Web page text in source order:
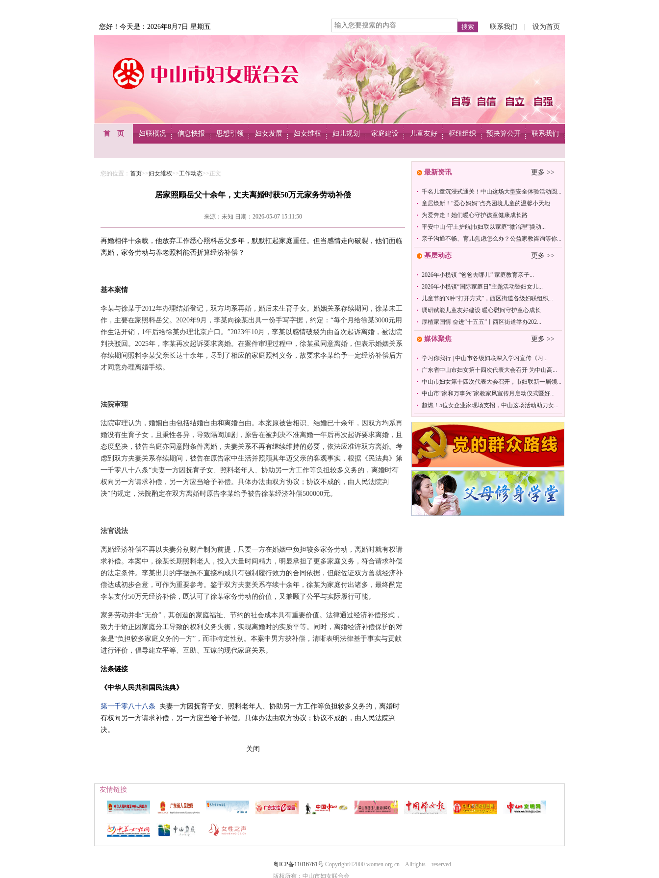
您好！今天是：2026年8月7日 星期五 联系我们 设为首页
首 页 妇联概况 信息快报 思想引领 妇女发展 妇女维权 妇儿规划 家庭建设 儿童友好 枢纽组织 预决算公开 联系我们
您的位置： 首页>>妇女维权>>工作动态>>正文
居家照顾岳父十余年，丈夫离婚时获50万元家务劳动补偿
来源：未知 日期：2026-05-07 15:11:50
再婚相伴十余载，他放弃工作悉心照料岳父多年，默默扛起家庭重任。但当感情走向破裂，他们面临
离婚，家务劳动与养老照料能否折算经济补偿？
基本案情
李某与徐某于2012年办理结婚登记，双方均系再婚，婚后未生育子女。婚姻关系存续期间，徐某未工
作，主要在家照料岳父。2020年9月，李某向徐某出具一份手写字据，约定：“每个月给徐某3000元用
作生活开销，1年后给徐某办理北京户口。”2023年10月，李某以感情破裂为由首次起诉离婚，被法院
判决驳回。2025年，李某再次起诉要求离婚。在案件审理过程中，徐某虽同意离婚，但表示婚姻关系
存续期间照料李某父亲长达十余年，尽到了相应的家庭照料义务，故要求李某给予一定经济补偿后方
才同意办理离婚手续。
法院审理
法院审理认为，婚姻自由包括结婚自由和离婚自由。本案原被告相识、结婚已十余年，因双方均系再
婚没有生育子女，且秉性各异，导致隔阂加剧，原告在被判决不准离婚一年后再次起诉要求离婚，且
态度坚决，被告当庭亦同意附条件离婚，夫妻关系不再有继续维持的必要，依法应准许双方离婚。考
虑到双方夫妻关系存续期间，被告在原告家中生活并照顾其年迈父亲的客观事实，根据《民法典》第
一千零八十八条“夫妻一方因抚育子女、照料老年人、协助另一方工作等负担较多义务的，离婚时有
权向另一方请求补偿，另一方应当给予补偿。具体办法由双方协议；协议不成的，由人民法院判
决”的规定，法院酌定在双方离婚时原告李某给予被告徐某经济补偿500000元。
法官说法
离婚经济补偿不再以夫妻分别财产制为前提，只要一方在婚姻中负担较多家务劳动，离婚时就有权请
求补偿。本案中，徐某长期照料老人，投入大量时间精力，明显承担了更多家庭义务，符合请求补偿
的法定条件。李某出具的字据虽不直接构成具有强制履行效力的合同依据，但能佐证双方曾就经济补
偿达成初步合意，可作为重要参考。鉴于双方夫妻关系存续十余年，徐某为家庭付出诸多，最终酌定
李某支付50万元经济补偿，既认可了徐某家务劳动的价值，又兼顾了公平与实际履行可能。
家务劳动并非“无价”，其创造的家庭福祉、节约的社会成本具有重要价值。法律通过经济补偿形式，
致力于矫正因家庭分工导致的权利义务失衡，实现离婚时的实质平等。同时，离婚经济补偿保护的对
象是“负担较多家庭义务的一方”，而非特定性别。本案中男方获补偿，清晰表明法律基于事实与贡献
进行评价，倡导建立平等、互助、互谅的现代家庭关系。
法条链接
《中华人民共和国民法典》
第一千零八十八条 夫妻一方因抚育子女、照料老年人、协助另一方工作等负担较多义务的，离婚时
有权向另一方请求补偿，另一方应当给予补偿。具体办法由双方协议；协议不成的，由人民法院判
决。
关闭
更多 >>
最新资讯
千名儿童沉浸式通关！中山这场大型安全体验活动圆...
童居焕新！“爱心妈妈”点亮困境儿童的温馨小天地
为爱奔走！她们暖心守护孩童健康成长路
平安中山·守土护航|市妇联以家庭“微治理”撬动...
亲子沟通不畅、育儿焦虑怎么办？公益家教咨询等你...
更多 >>
基层动态
2026年小榄镇 “爸爸去哪儿” 家庭教育亲子...
2026年小榄镇“国际家庭日”主题活动暨妇女儿...
儿童节的N种“打开方式”，西区街道各级妇联组织...
调研赋能儿童友好建设 暖心慰问守护童心成长
厚植家国情 奋进“十五五”丨西区街道举办202...
更多 >>
媒体聚焦
学习你我行 | 中山市各级妇联深入学习宣传《习...
广东省中山市妇女第十四次代表大会召开 为中山高...
中山市妇女第十四次代表大会召开，市妇联新一届领...
中山市“家和万事兴”家教家风宣传月启动仪式暨好...
超燃！5位女企业家现场支招，中山这场活动助力女...
友情链接
粤ICP备11016761号 Copyright©2000 women.org.cn Allrights reserved
版权所有：中山市妇女联合会